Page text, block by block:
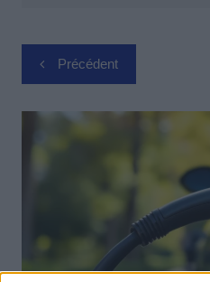
Navigation
de
l’article
Précédent